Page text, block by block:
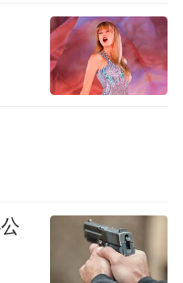
积极推动文化交流
陈贝儿的获奖，不
界看见与理解。